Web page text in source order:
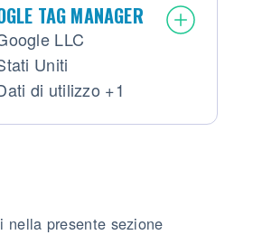
TAG MANAGER
LLC
del trattamento:
Uniti
Personali trattati:
di utilizzo +1
nella presente sezione